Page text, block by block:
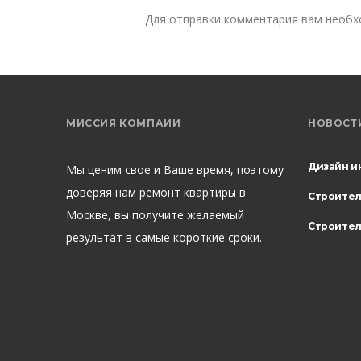
Для отправки комментария вам
МИССИЯ КОМПАИИ
Мы ценим свое и Ваше время, поэтому
доверяя нам ремонт квартиры в
Москве, вы получите желаемый
результат в самые короткие сроки.
Дизайн